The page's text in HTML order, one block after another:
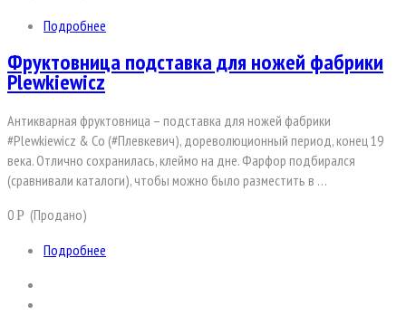
Подробнее
Фруктовница подставка для ножей фабрики
Plewkiewicz
Антикварная фруктовница – подставка для ножей фабрики
#Plewkiewicz & Co (#Плевкевич), дореволюционный период, конец 19
века. Отлично сохранилась, клеймо на дне. Фарфор подбирался
(сравнивали каталоги), чтобы можно было разместить в …
0Р (Продано)
Подробнее